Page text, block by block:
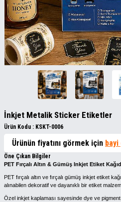
İnkjet Metalik Sticker Etiketler
Ürün Kodu : KSKT-0006
Ürünün fiyatını görmek için
Öne Çıkan Bilgiler
PET Fırçalı Altın & Gümüş Inkjet Etiket
PET fırçalı altın ve fırçalı gümüş inkjet etiket
alınabilen dekoratif ve dayanıklı bir etiket
Özel inkjet kaplaması sayesinde dye ve